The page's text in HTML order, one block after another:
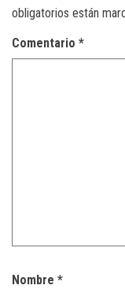
obligatorios están
Comentario *
Nombre *